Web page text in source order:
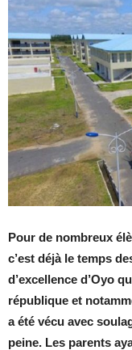
Pour de nombreux
c’est déjà le temps
d’excellence d’Oyo
république et
a été vécu avec
peine. Les parents